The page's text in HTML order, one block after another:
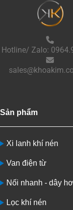
Hotline/ Zalo:
Sản phẩm
Xi lanh khí nén
Van điện từ
Nối nhanh - dây
Lọc khí nén